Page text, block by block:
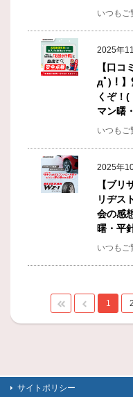
2025年
【口コ
дﾟ)！】
くぞ！
マン曙
2025年
【ブ
リヂス
会の感
曙・平
1 2
サイトポリシー